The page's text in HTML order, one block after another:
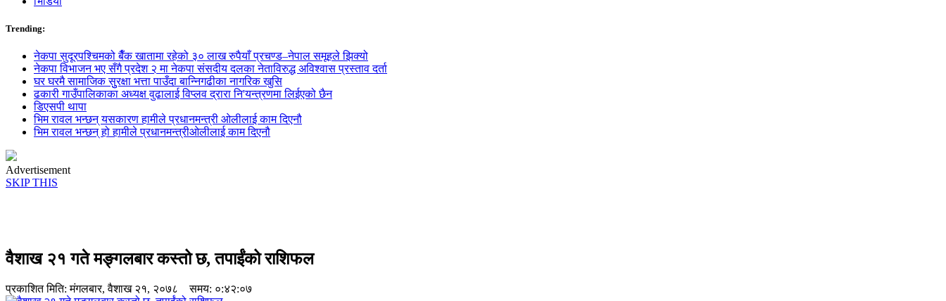
Trending:
नेकपा सुदूरपश्चिमको बैँक खातामा रहेको ३० लाख रुपैयाँ प्रचण्ड–नेपाल समूहले झिक्य‍ो
नेकपा विभाजन भए सँगै प्रदेश २ मा नेकपा संसदीय दलका नेताविरुद्ध अविश्वास प्रस्ताव दर्ता
घर घरमै सामाजिक सुुरक्षा भत्ता पाउँदा बान्निगढीका नागरिक खुसि
ढकारी गाउँपालिकाका अध्यक्ष वुढालाई विप्लव द्रारा नि'यन्त्रणमा लिईएको छैन
डिएसपी थापा
भिम रावल भन्छन् यसकारण हामीले प्रधानमन्त्री ओलीलाई काम दिएनौ
भिम रावल भन्छन् हो हामीले प्रधानमन्त्रीओलीलाई काम दिएनौ
Advertisement
SKIP THIS
वैशाख २१ गते मङ्गलबार कस्तो छ, तपाईंको राशिफल
प्रकाशित मिति:मंगलबार, वैशाख २१, २०७८ समय: ०:४२:०७